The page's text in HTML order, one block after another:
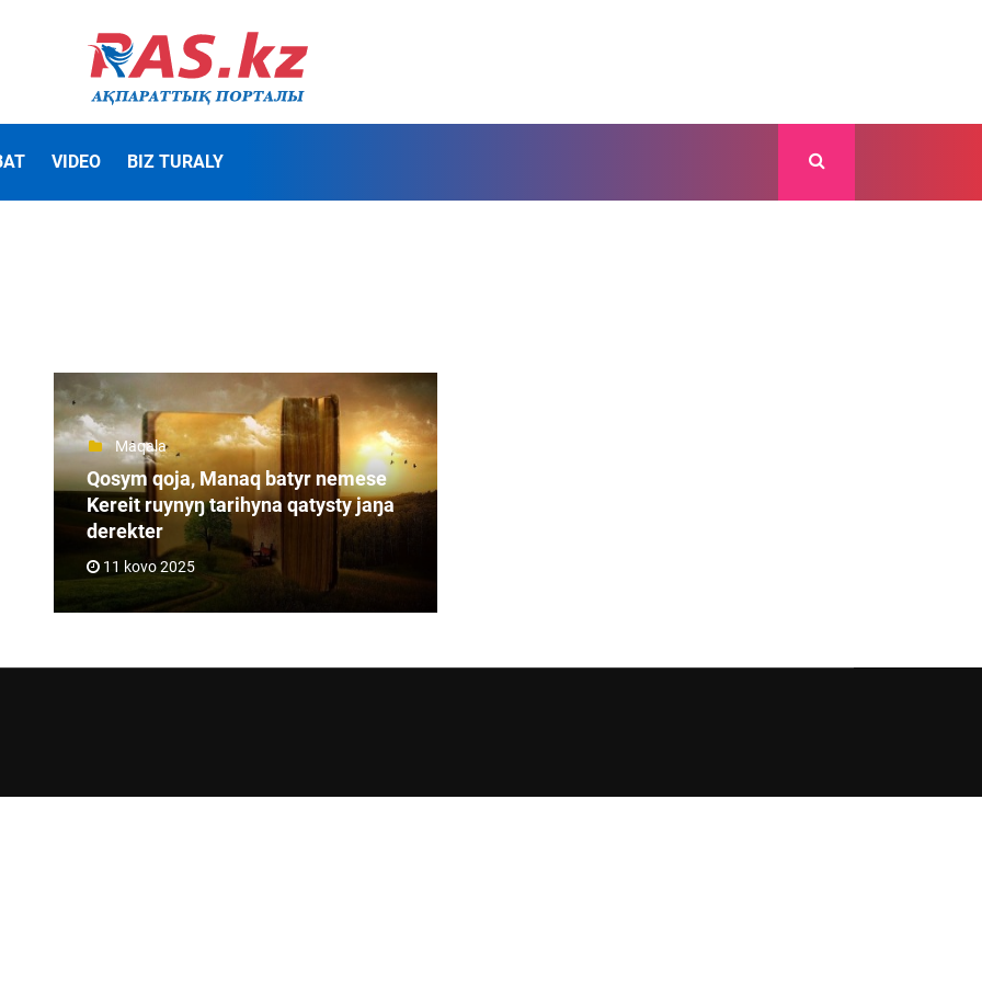
VIDEO BIZ TURALY
Maqala
Qosym qoja, Manaq batyr nemese
Kereit ruynyŋ tarihyna qatysty jaŋa
derekter
11 kovo 2025